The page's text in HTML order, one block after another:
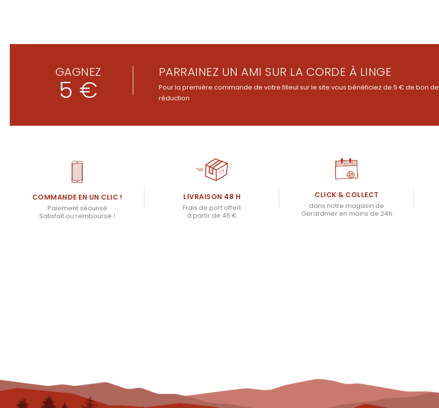
GAGNEZ
5 €
PARRAINEZ UN AMI SUR LA CORDE À LINGE
Pour la première commande de votre filleul sur le site vous bénéficiez de 5 € de bon de
réduction
COMMANDE EN UN CLIC !
Paiement sécurisé
Satisfait ou remboursé !
LIVRAISON 48 H
Frais de port offert
à partir de 45 €
CLICK & COLLECT
dans notre magasin de
Gerardmer en moins de 24h